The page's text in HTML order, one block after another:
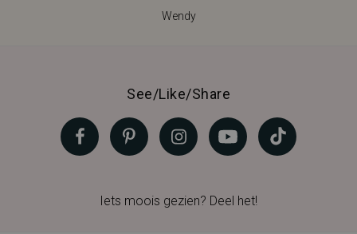
Wendy
See/Like/Share
Iets moois gezien? Deel het!